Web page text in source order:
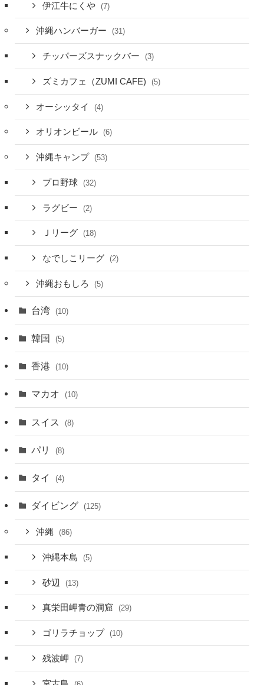
伊江牛にくや (7)
沖縄ハンバーガー (31)
チッパーズスナックバー (3)
ズミカフェ（ZUMI CAFE) (5)
オーシッタイ (4)
オリオンビール (6)
沖縄キャンプ (53)
プロ野球 (32)
ラグビー (2)
Ｊリーグ (18)
なでしこリーグ (2)
沖縄おもしろ (5)
台湾 (10)
韓国 (5)
香港 (10)
マカオ (10)
スイス (8)
パリ (8)
タイ (4)
ダイビング (125)
沖縄 (86)
沖縄本島 (5)
砂辺 (13)
真栄田岬青の洞窟 (29)
ゴリラチョップ (10)
残波岬 (7)